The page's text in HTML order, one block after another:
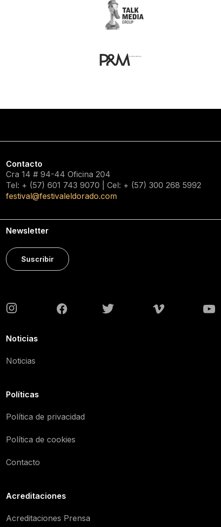
Contacto
Cra 14 # 94-44 Oficina 204
Tel: + (57) 601 743 9070 | Cel: + (57) 300 268 5992
festival@festivaleldorado.com
Newsletter
Suscribir
Noticias
Noticias
Políticas
Política de privacidad
Política de cookies
Contacto
Acreditaciones
Acreditaciones Prensa